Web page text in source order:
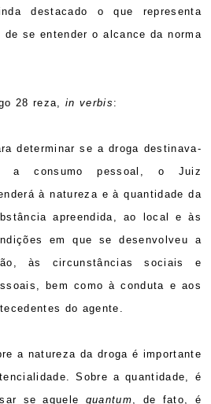
destacado o que representa
se entender o alcance da norma
28 reza, in verbis :
determinar se a droga destinava-
a consumo pessoal, o Juiz
à natureza e à quantidade da
apreendida, ao local e às
em que se desenvolveu a
às circunstâncias sociais e
bem como à conduta e aos
do agente.
a natureza da droga é importante
Sobre a quantidade, é
se aquele quantum, de fato, é